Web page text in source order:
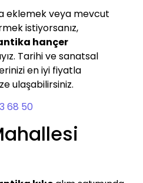
eklemek veya mevcut
istiyorsanız,
hançer
Tarihi ve sanatsal
en iyi fiyatla
ulaşabilirsiniz.
68 50